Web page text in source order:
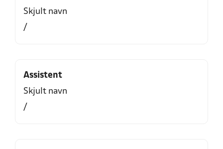
Skjult navn
/
Assistent
Skjult navn
/